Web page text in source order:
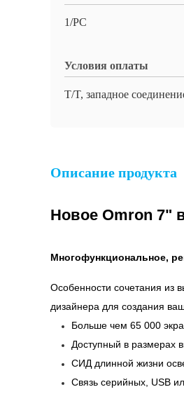
1/PC
Условия оплаты
T/T, западное
Описание продукта
Новое Omron 7"
Многофункциональное,
Особенности сочетания из
дизайнера для создания
Больше чем 65 000
Доступный в размерах
СИД длинной жизни
Связь серийных, USB